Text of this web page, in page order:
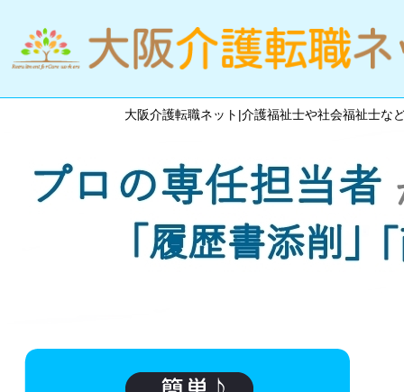
大阪介護転職ネット|介護福祉士や社会福祉士な